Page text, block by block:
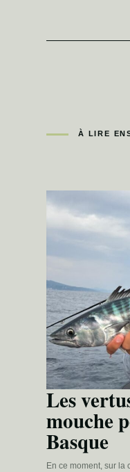
À LIRE
Les
mouche
Basque
En ce moment, sur la